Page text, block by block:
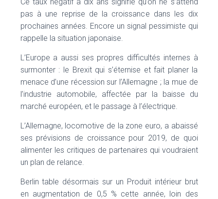
pas à une reprise de la croissance dans les dix
prochaines années. Encore un signal pessimiste qui
rappelle la situation japonaise.
L’Europe a aussi ses propres difficultés internes à
surmonter : le Brexit qui s’éternise et fait planer la
menace d’une récession sur l’Allemagne ; la mue de
l’industrie automobile, affectée par la baisse du
marché européen, et le passage à l’électrique.
L’Allemagne, locomotive de la zone euro, a abaissé
ses prévisions de croissance pour 2019, de quoi
alimenter les critiques de partenaires qui voudraient
un plan de relance.
Berlin table désormais sur un Produit intérieur brut
en augmentation de 0,5 % cette année, loin des